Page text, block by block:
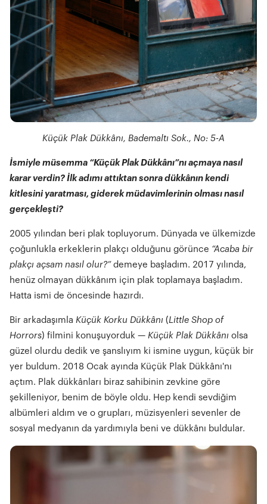
Küçük Plak Dükkânı, Bademaltı Sok., No: 5-A
İsmiyle müsemma “Küçük Plak Dükkânı”nı açmaya nasıl
karar verdin? İlk adımı attıktan sonra dükkânın kendi
kitlesini yaratması, giderek müdavimlerinin olması nasıl
gerçekleşti?
2005 yılından beri plak topluyorum. Dünyada ve ülkemizde
çoğunlukla erkeklerin plakçı olduğunu görünce “Acaba bir
plakçı açsam nasıl olur?” demeye başladım. 2017 yılında,
henüz olmayan dükkânım için plak toplamaya başladım.
Hatta ismi de öncesinde hazırdı.
Bir arkadaşımla Küçük Korku Dükkânı (Little Shop of
Horrors) filmini konuşuyorduk — Küçük Plak Dükkânı olsa
güzel olurdu dedik ve şanslıyım ki ismine uygun, küçük bir
yer buldum. 2018 Ocak ayında Küçük Plak Dükkânı'nı
açtım. Plak dükkânları biraz sahibinin zevkine göre
şekilleniyor, benim de böyle oldu. Hep kendi sevdiğim
albümleri aldım ve o grupları, müzisyenleri sevenler de
sosyal medyanın da yardımıyla beni ve dükkânı buldular.